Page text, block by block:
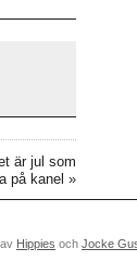
är jul som
på kanel »
Hippies och Jocke